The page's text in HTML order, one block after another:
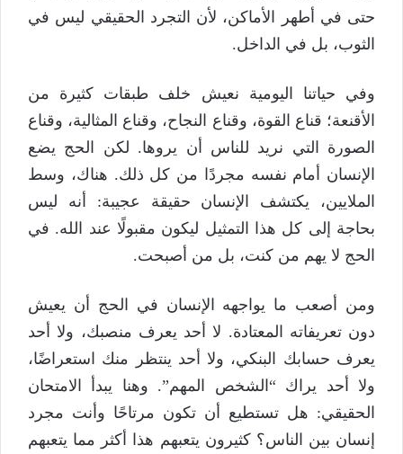
حتى في أطهر الأماكن، لأن التجرد الحقيقي ليس في
الثوب، بل في الداخل.
وفي حياتنا اليومية نعيش خلف طبقات كثيرة من
الأقنعة؛ قناع القوة، وقناع النجاح، وقناع المثالية، وقناع
الصورة التي نريد للناس أن يروها. لكن الحج يضع
الإنسان أمام نفسه مجردًا من كل ذلك. هناك، وسط
الملايين، يكتشف الإنسان حقيقة عجيبة: أنه ليس
بحاجة إلى كل هذا التمثيل ليكون مقبولًا عند الله. في
الحج لا يهم من كنت، بل من أصبحت.
ومن أصعب ما يواجهه الإنسان في الحج أن يعيش
دون تعريفاته المعتادة. لا أحد يعرف منصبك، ولا أحد
يعرف حسابك البنكي، ولا أحد ينتظر منك استعراضًا،
ولا أحد يراك “الشخص المهم”. وهنا يبدأ الامتحان
الحقيقي: هل تستطيع أن تكون مرتاحًا وأنت مجرد
إنسان بين الناس؟ كثيرون يتعبهم هذا أكثر مما يتعبهم